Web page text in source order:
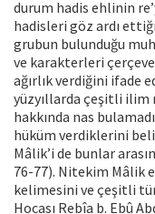
durum hadis ehlinin
hadisleri göz ardı
grubun bulunduğu
ve karakterleri
ağırlık verdiğini ifade
yüzyıllarda çeşitli
hakkında nas
hüküm verdiklerini
Mâlik’i de bunlar
76-77). Nitekim Mâlik
kelimesini ve çeşitli
Hocası Rebîa b. Ebû